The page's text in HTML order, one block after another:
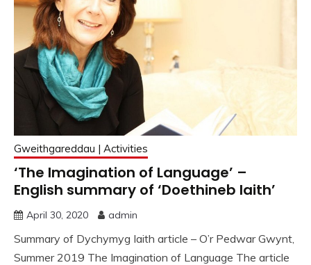
Gweithgareddau | Activities
‘The Imagination of Language’ –
English summary of ‘Doethineb Iaith’
April 30, 2020 admin
Summary of Dychymyg Iaith article – O’r Pedwar Gwynt,
Summer 2019 The Imagination of Language The article